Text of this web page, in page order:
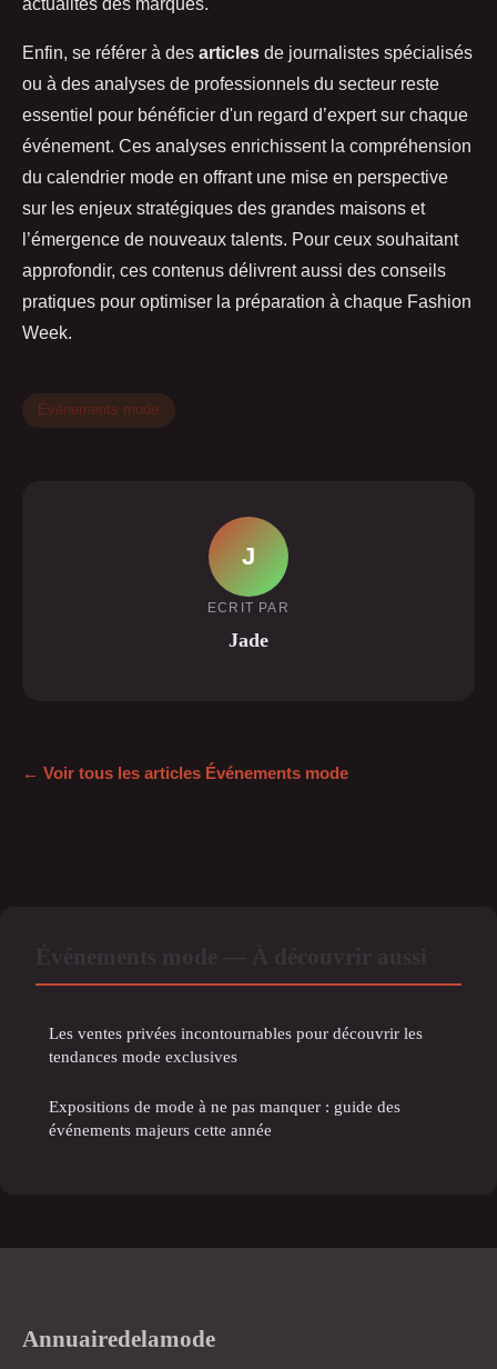
Enfin, se référer à des articles de journalistes spécialisés
ou à des analyses de professionnels du secteur reste
essentiel pour bénéficier d'un regard d’expert sur chaque
événement. Ces analyses enrichissent la compréhension
du calendrier mode en offrant une mise en perspective
sur les enjeux stratégiques des grandes maisons et
l’émergence de nouveaux talents. Pour ceux souhaitant
approfondir, ces contenus délivrent aussi des conseils
pratiques pour optimiser la préparation à chaque Fashion
Week.
Événements mode
J
ECRIT PAR
Jade
← Voir tous les articles Événements mode
Les ventes privées incontournables pour découvrir les
tendances mode exclusives
Expositions de mode à ne pas manquer : guide des
événements majeurs cette année
Annuairedelamode